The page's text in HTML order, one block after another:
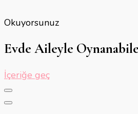
Okuyorsunuz
Evde Aileyle
İçeriğe geç